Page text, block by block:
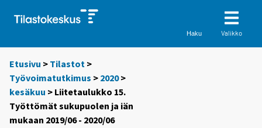
Haku Valikko
Etusivu > Tilastot >
Työvoimatutkimus > 2020>
kesäkuu > Liitetaulukko 15.
Työttömät sukupuolen ja iän
mukaan 2019/06 - 2020/06